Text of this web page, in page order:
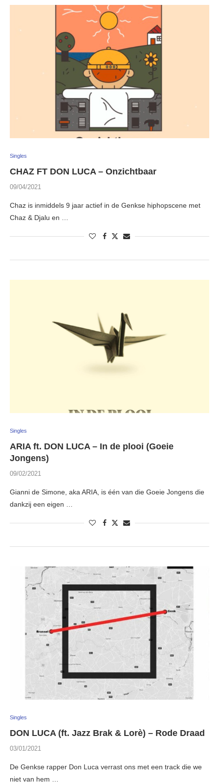
Singles
CHAZ FT DON LUCA – Onzichtbaar
09/04/2021
Chaz is inmiddels 9 jaar actief in de Genkse hiphopscene met
Chaz & Djalu en …
Singles
ARIA ft. DON LUCA – In de plooi (Goeie
Jongens)
09/02/2021
Gianni de Simone, aka ARIA, is één van die Goeie Jongens die
dankzij een eigen …
Singles
DON LUCA (ft. Jazz Brak & Lorè) – Rode Draad
03/01/2021
De Genkse rapper Don Luca verrast ons met een track die we
niet van hem …